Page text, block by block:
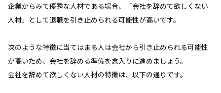
企業からみて優秀な人材である場合、「会社を辞めて欲しくない
人材」として退職を引き止められる可能性が高いです。
次のような特徴に当てはまる人は会社から引き止められる可能性
が高いため、会社を辞める準備を念入りに進めましょう。
会社を辞めて欲しくない人材の特徴は、以下の通りです。